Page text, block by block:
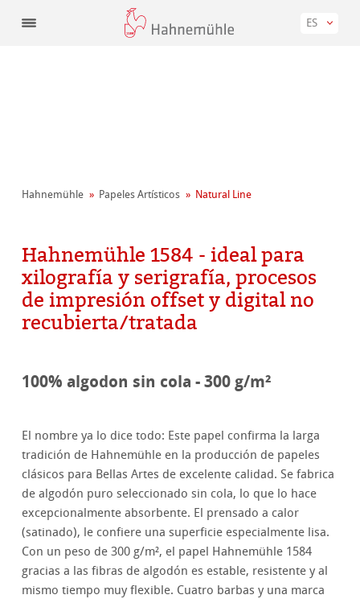
ES
Hahnemühle Papeles Artísticos Natural Line
Hahnemühle 1584 - ideal para
xilografía y serigrafía, procesos
de impresión offset y digital no
recubierta/tratada
100% algodon sin cola - 300 g/m²
El nombre ya lo dice todo: Este papel confirma la larga
tradición de Hahnemühle en la producción de papeles
clásicos para Bellas Artes de excelente calidad. Se fabrica
de algodón puro seleccionado sin cola, lo que lo hace
excepcionalmente absorbente. El prensado a calor
(satinado), le confiere una superficie especialmente lisa.
Con un peso de 300 g/m², el papel Hahnemühle 1584
gracias a las fibras de algodón es estable, resistente y al
mismo tiempo muy flexible. Cuatro barbas y una marca